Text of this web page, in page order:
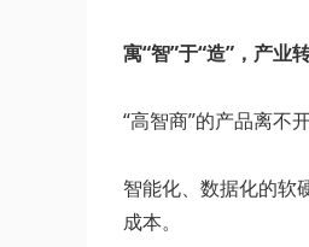
寓“智”于“造”，产业
“高智商”的产品离不
智能化、数据化的软
成本。